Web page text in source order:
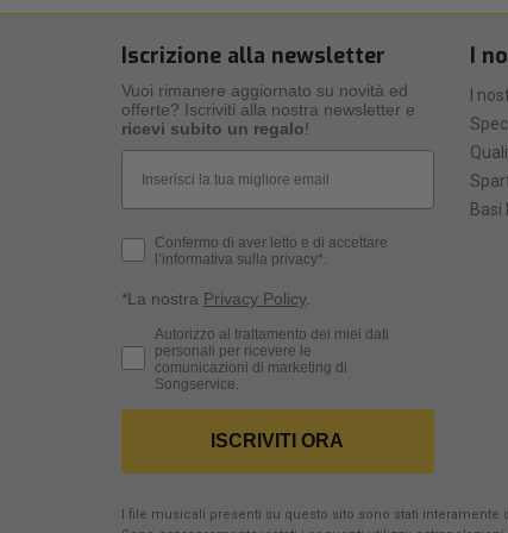
Iscrizione alla newsletter
Vuoi rimanere aggiornato su novità ed
offerte? Iscriviti alla nostra newsletter e
ricevi subito un regalo!
Privacy Policy
Confermo di aver letto e di accettare
l’informativa sulla privacy*.
*La nostra Privacy Policy.
Consenso Marketing
Autorizzo al trattamento dei miei dati
personali per ricevere le
comunicazioni di marketing di
Songservice.
ISCRIVITI ORA
I
I
I file musicali presenti su questo sito sono stati interamente